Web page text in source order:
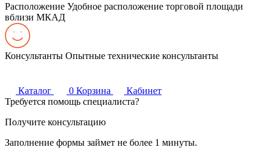
Расположение Удобное расположение торговой площади
вблизи МКАД
Консультанты Опытные технические консультанты
Каталог 0 Корзина
Кабинет
Требуется помощь специалиста?
Получите консультацию
Заполнение формы займет не более 1 минуты.